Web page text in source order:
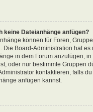
keine Dateianhänge anfügen?
können für Foren,
Die Board-Administration hat
in dem Forum anzufügen,
oder nur bestimmte Gruppen
kontaktieren, falls
anfügen kannst.